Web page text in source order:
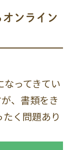
ンライン
ってきてい
、書類をき
く問題あり